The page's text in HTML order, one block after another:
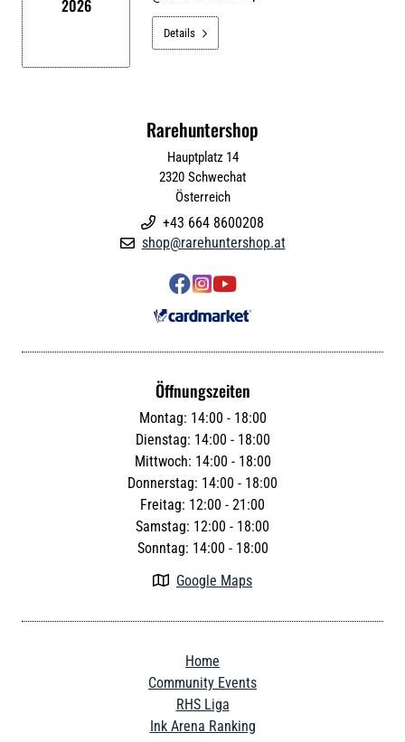
2026
Details 
Rarehuntershop
Hauptplatz 14
2320 Schwechat
Österreich
 +43 664 8600208
 shop@rarehuntershop.at

Öffnungszeiten
Montag: 14:00 - 18:00
Dienstag: 14:00 - 18:00
Mittwoch: 14:00 - 18:00
Donnerstag: 14:00 - 18:00
Freitag: 12:00 - 21:00
Samstag: 12:00 - 18:00
Sonntag: 14:00 - 18:00
 Google Maps
Home
Community Events
RHS Liga
Ink Arena Ranking